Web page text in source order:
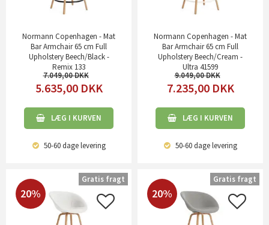
Normann Copenhagen - Mat
Bar Armchair 65 cm Full
Upholstery Beech/Black -
Remix 133
7.049,00
5.635,00 DKK
LÆG I KURVEN
50-60 dagelevering
Normann Copenhagen - Mat
Bar Armchair 65 cm Full
Upholstery Beech/Cream -
Ultra 41599
9.049,00
7.235,00 DKK
LÆG I KURVEN
50-60 dagelevering
20%
Gratis fragt
20%
Gratis fragt